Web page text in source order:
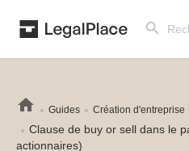
for:
Guides Création d'entreprise
Clause de buy or sell dans le
actionnaires)